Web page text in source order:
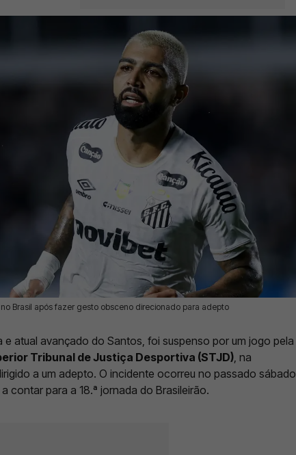
Brasil após fazer gesto obsceno direcionado para adepto
atual avançado do Santos, foi suspenso por um jogo pela
Tribunal de Justiça Desportiva (STJD) , na
a um adepto. O incidente ocorreu no passado sábado,
contar para a 18.ª jornada do Brasileirão.